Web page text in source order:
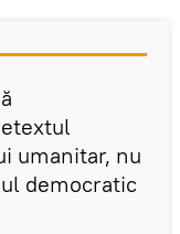
umanitar, nu
democratic